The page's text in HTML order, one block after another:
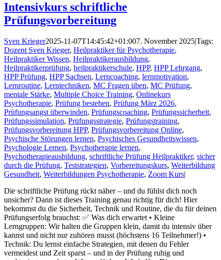
Intensivkurs schriftliche
Prüfungsvorbereitung
Sven Krieger2025-11-07T14:45:42+01:007. November 2025|Tags:
Dozent Sven Krieger, Heilpraktiker für Psychotherapie,
Heilpraktiker Wissen, Heilpraktikerausbildung,
Heilpraktikerprüfung, heilpraktikerschule, HPP, HPP Lehrgang,
HPP Prüfung, HPP Sachsen, Lerncoaching, lernmotivation,
Lernroutine, Lerntechniken, MC Fragen üben, MC Prüfung,
mentale Stärke, Multiple Choice Training, Onlinekurs
Psychotherapie, Prüfung bestehen, Prüfung März 2026,
Prüfungsangst überwinden, Prüfungscoaching, Prüfungssicherheit,
Prüfungssimulation, Prüfungsstrategie, Prüfungstraining,
Prüfungsvorbereitung HPP, Prüfungsvorbereitung Online,
Psychische Störungen lernen, Psychisches Gesundheitswissen,
Psychologie Lernen, Psychotherapie lernen,
Psychotherapieausbildung, schriftliche Prüfung Heilpraktiker, sicher
durch die Prüfung, Teststrategien, Vorbereitungskurs, Weiterbildung
Gesundheit, Weiterbildungen Psychotherapie, Zoom Kurs|
Die schriftliche Prüfung rückt näher – und du fühlst dich noch
unsicher? Dann ist dieses Training genau richtig für dich! Hier
bekommst du die Sicherheit, Technik und Routine, die du für deinen
Prüfungserfolg brauchst: ✅ Was dich erwartet • Kleine
Lerngruppen: Wir halten die Gruppen klein, damit du intensiv über
kannst und nicht nur zuhören musst (höchstens 16 Teilnehmer!) •
Technik: Du lernst einfache Strategien, mit denen du Fehler
vermeidest und Zeit sparst – und in der Prüfung ruhig und